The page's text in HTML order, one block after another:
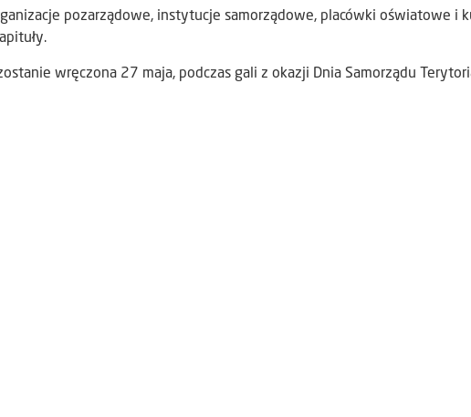
pozarządowe, instytucje samorządowe, placówki oświatowe i
wręczona 27 maja, podczas gali z okazji Dnia Samorządu